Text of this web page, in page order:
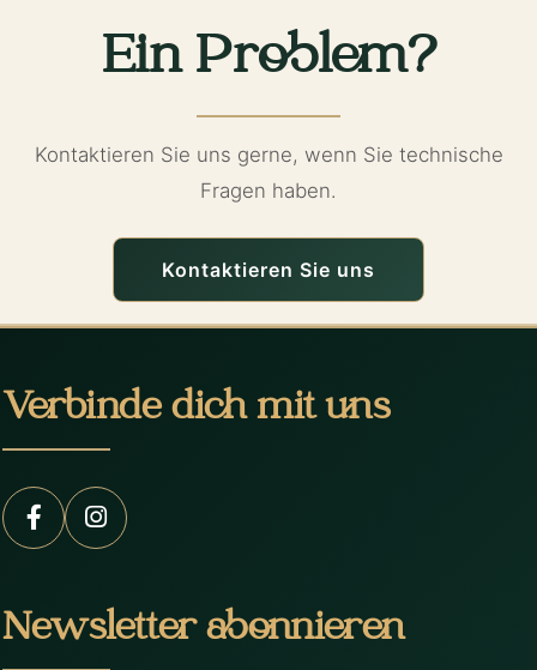
Ein Problem?
Kontaktieren Sie uns gerne, wenn Sie technische
Fragen haben.
Kontaktieren Sie uns
Verbinde dich mit uns
Newsletter abonnieren